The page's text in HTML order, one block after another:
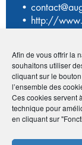
Afin de vous offrir la
souhaitons utiliser
cliquant sur le
l’ensemble des
Ces cookies servent
technique pour
en cliquant sur
•
• http://
-10% sur les
Publié le :